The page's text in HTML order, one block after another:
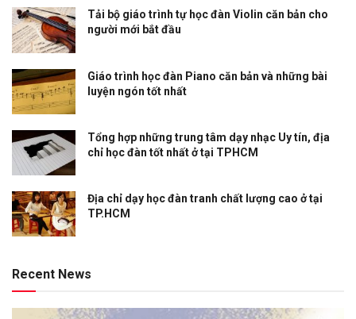
Tải bộ giáo trình tự học đàn Violin căn bản cho
người mới bắt đầu
Giáo trình học đàn Piano căn bản và những bài
luyện ngón tốt nhất
Tổng hợp những trung tâm dạy nhạc Uy tín, địa
chỉ học đàn tốt nhất ở tại TPHCM
Địa chỉ dạy học đàn tranh chất lượng cao ở tại
TP.HCM
Recent News